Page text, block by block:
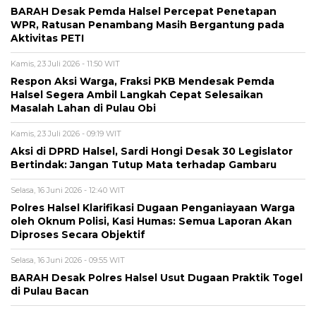
BARAH Desak Pemda Halsel Percepat Penetapan
WPR, Ratusan Penambang Masih Bergantung pada
Aktivitas PETI
Kamis, 23 Juli 2026 - 11:50 WIT
Respon Aksi Warga, Fraksi PKB Mendesak Pemda
Halsel Segera Ambil Langkah Cepat Selesaikan
Masalah Lahan di Pulau Obi
Kamis, 23 Juli 2026 - 09:19 WIT
Aksi di DPRD Halsel, Sardi Hongi Desak 30 Legislator
Bertindak: Jangan Tutup Mata terhadap Gambaru
Selasa, 16 Juni 2026 - 12:40 WIT
Polres Halsel Klarifikasi Dugaan Penganiayaan Warga
oleh Oknum Polisi, Kasi Humas: Semua Laporan Akan
Diproses Secara Objektif
Selasa, 16 Juni 2026 - 09:55 WIT
BARAH Desak Polres Halsel Usut Dugaan Praktik Togel
di Pulau Bacan